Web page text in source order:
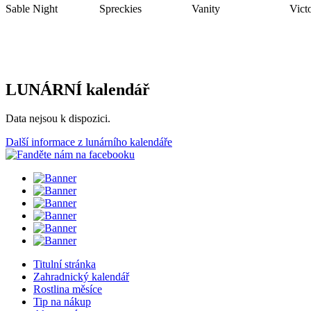
Sable Night Spreckies Vanity
LUNÁRNÍ kalendář
Data nejsou k dispozici.
Další informace z lunárního kalendáře
Titulní stránka
Zahradnický kalendář
Rostlina měsíce
Tip na nákup